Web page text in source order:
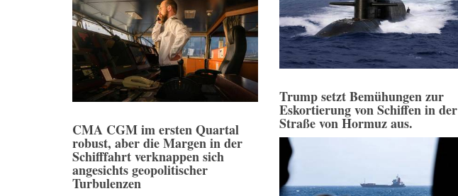
CMA CGM im ersten Quartal
robust, aber die Margen in der
Schifffahrt verknappen sich
angesichts geopolitischer
Turbulenzen
Trump setzt Bemühungen zur
Eskortierung von Schiffen in der
Straße von Hormuz aus.